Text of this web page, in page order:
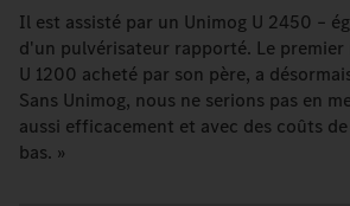
Il est assisté par un Unimog U 2450 –
d'un pulvérisateur rapporté. Le premier
U 1200 acheté par son père, a
Sans Unimog, nous ne serions pas en
aussi efficacement et avec des coûts
bas. »